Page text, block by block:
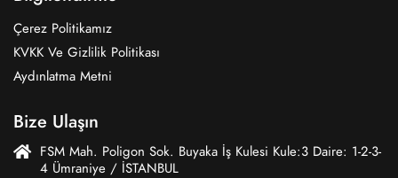
Çerez Politikamız
KVKK Ve Gizlilik Politikası
Aydınlatma Metni
Bize Ulaşın
FSM Mah. Poligon Sok. Buyaka İş Kulesi Kule:3 Daire: 1-2-3-
4 Ümraniye / İSTANBUL